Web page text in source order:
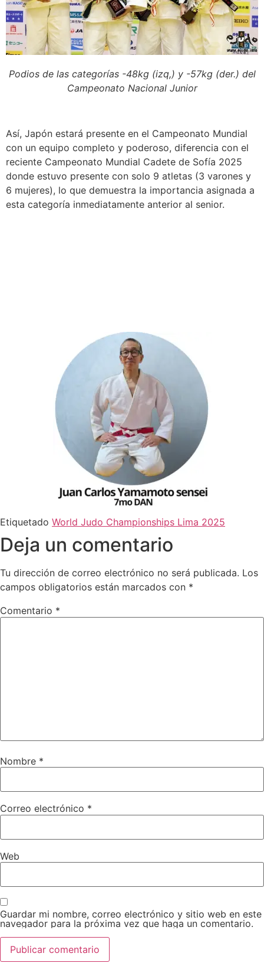
Podios de las categorías -48kg (izq,) y -57kg (der.) del
Campeonato Nacional Junior
Así, Japón estará presente en el Campeonato Mundial
con un equipo completo y poderoso, diferencia con el
reciente Campeonato Mundial Cadete de Sofía 2025
donde estuvo presente con solo 9 atletas (3 varones y
6 mujeres), lo que demuestra la importancia asignada a
esta categoría inmediatamente anterior al senior.
Etiquetado World Judo Championships Lima 2025
Deja un comentario
Tu dirección de correo electrónico no será publicada. Los
campos obligatorios están marcados con *
Comentario *
Nombre *
Correo electrónico *
Web
Guardar mi nombre, correo electrónico y sitio web en este
navegador para la próxima vez que haga un comentario.